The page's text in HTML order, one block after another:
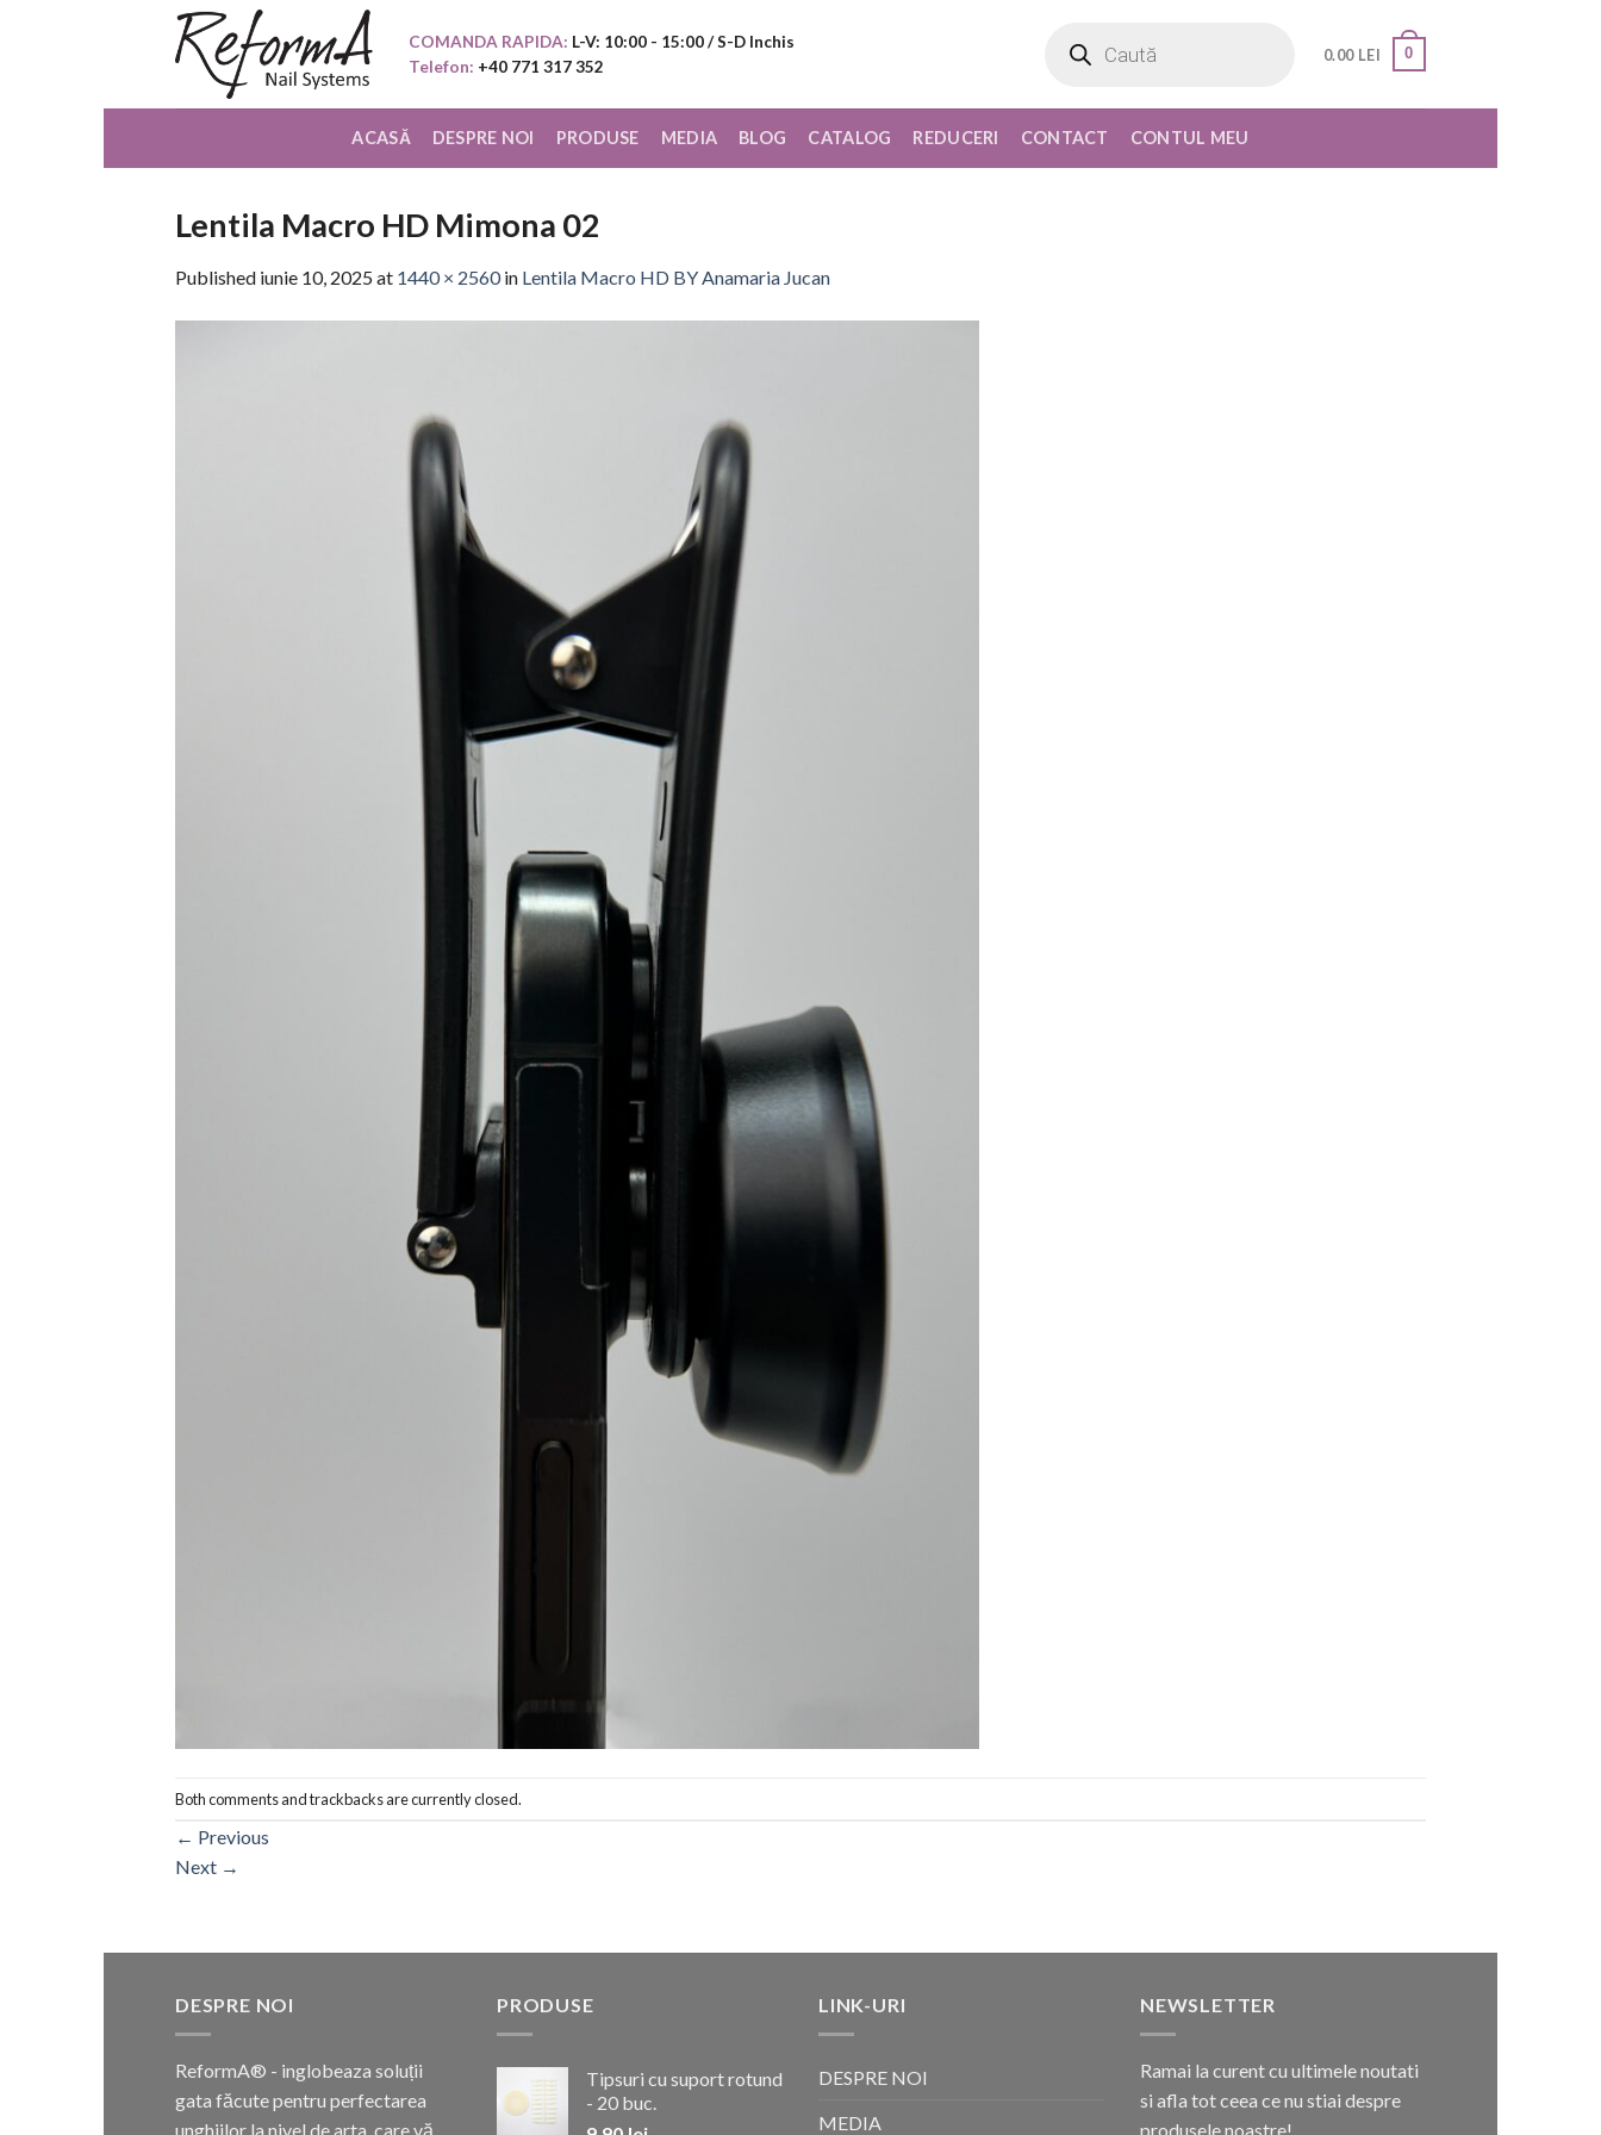
COMANDA RAPIDA: L-V: 10:00 - 15:00 / S-D Inchis
Telefon: +40 771 317 352
search
0.00 LEI 0
ACASĂ DESPRE NOI PRODUSE MEDIA BLOG CATALOG REDUCERI CONTACT CONTUL MEU
Lentila Macro HD Mimona 02
Published iunie 10, 2025at 1440 × 2560in Lentila Macro HD BY Anamaria Jucan
Both comments and trackbacks are currently closed.
← Previous
Next →
DESPRE NOI
ReformA® - inglobeaza soluții
gata făcute pentru perfectarea
unghiilor la nivel de arta, care vă
PRODUSE
Tipsuri cu suport rotund
- 20 buc.
LINK-URI
DESPRE NOI
MEDIA
NEWSLETTER
Ramai la curent cu ultimele noutati
si afla tot ceea ce nu stiai despre
produsele noastre!